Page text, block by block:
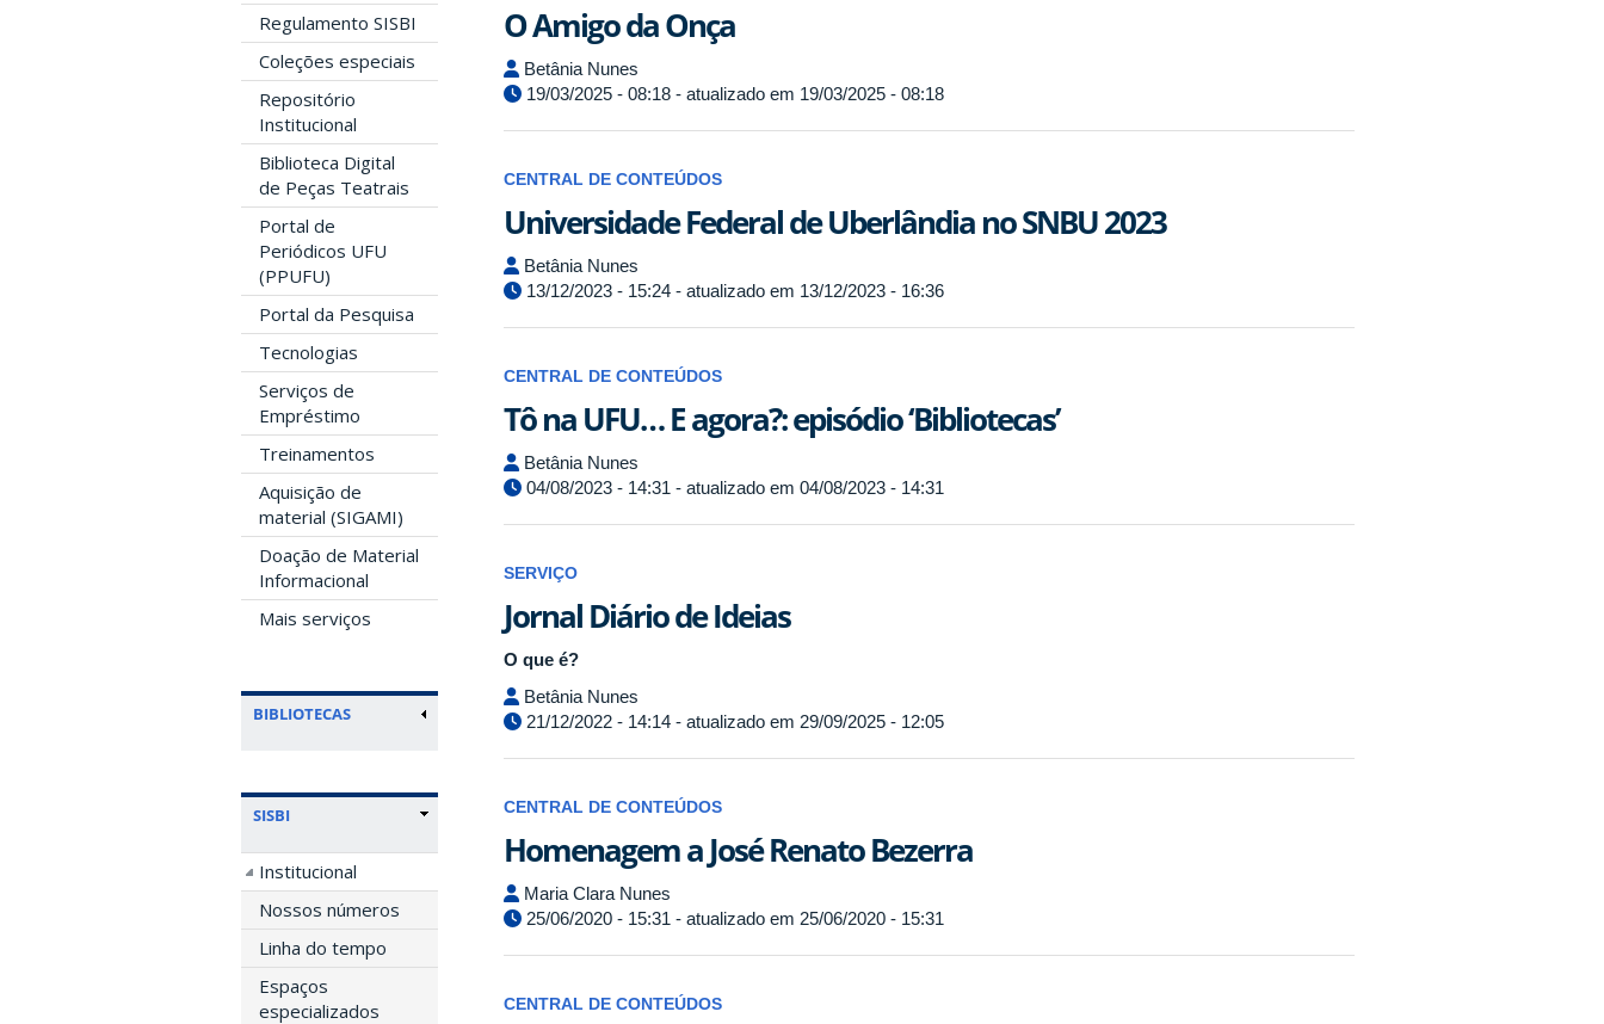
Regulamento SISBI
Coleções especiais
Repositório
Institucional
Biblioteca Digital
de Peças Teatrais
Portal de
Periódicos UFU
(PPUFU)
Portal da Pesquisa
Tecnologias
Serviços de
Empréstimo
Treinamentos
Aquisição de
material (SIGAMI)
Doação de Material
Informacional
Mais serviços
BIBLIOTECAS
SISBI
Institucional
Nossos números
Linha do tempo
Espaços
especializados
O Amigo da Onça
Betânia Nunes
19/03/2025 - 08:18 - atualizado em 19/03/2025 - 08:18
CENTRAL DE CONTEÚDOS
Universidade Federal de Uberlândia no SNBU 2023
Betânia Nunes
13/12/2023 - 15:24 - atualizado em 13/12/2023 - 16:36
CENTRAL DE CONTEÚDOS
Tô na UFU… E agora?: episódio ‘Bibliotecas’
Betânia Nunes
04/08/2023 - 14:31 - atualizado em 04/08/2023 - 14:31
SERVIÇO
Jornal Diário de Ideias
O que é?
Betânia Nunes
21/12/2022 - 14:14 - atualizado em 29/09/2025 - 12:05
CENTRAL DE CONTEÚDOS
Homenagem a José Renato Bezerra
Maria Clara Nunes
25/06/2020 - 15:31 - atualizado em 25/06/2020 - 15:31
CENTRAL DE CONTEÚDOS